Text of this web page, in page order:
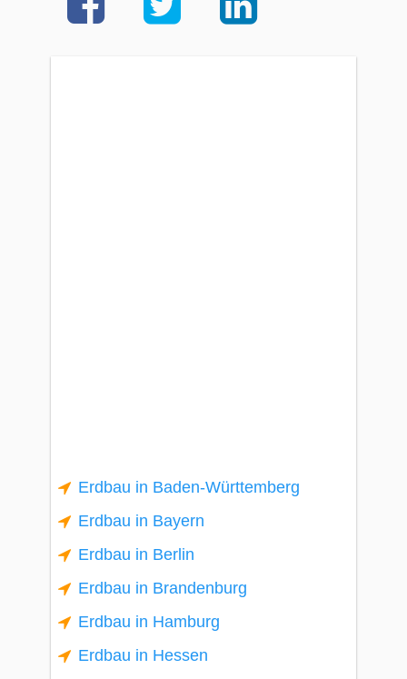
Erdbau in Baden-Württemberg
Erdbau in Bayern
Erdbau in Berlin
Erdbau in Brandenburg
Erdbau in Hamburg
Erdbau in Hessen